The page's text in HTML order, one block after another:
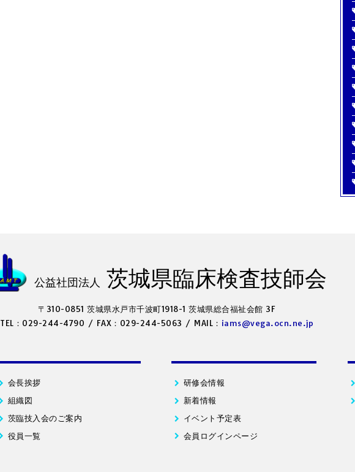
公益社団法人 茨城県臨床検査技師会
〒310-0851 茨城県水戸市千波町1918-1 茨城県総合福祉会館 3F
TEL：029-244-4790 / FAX：029-244-5063 / MAIL： iams@vega.ocn.ne.jp
会長挨拶
組織図
茨臨技入会のご案内
役員一覧
研修会情報
新着情報
イベント予定表
会員ログインページ